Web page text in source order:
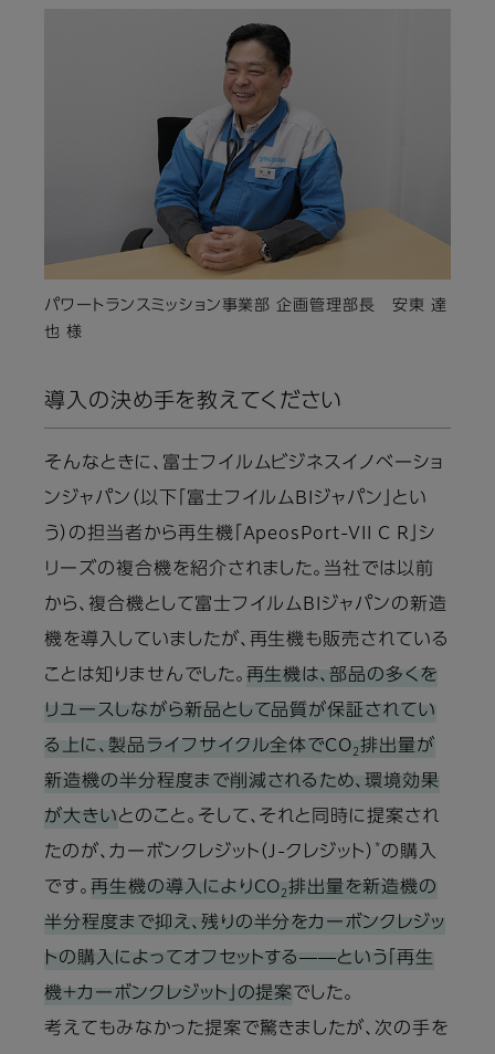
パワートランスミッション事業部 企画管理部長 安東 達
也 様
導入の決め手を教えてください
そんなときに、富士フイルムビジネスイノベーショ
ンジャパン（以下「富士フイルムBIジャパン」とい
う）の担当者から再生機「ApeosPort-VII C R」シ
リーズの複合機を紹介されました。当社では以前
から、複合機として富士フイルムBIジャパンの新造
機を導入していましたが、再生機も販売されている
ことは知りませんでした。 再生機は、部品の多くを
リユースしながら新品として品質が保証されてい
る上に、製品ライフサイクル全体でCO 2 排出量が
新造機の半分程度まで削減されるため、環境効果
が大きいとのこと。そして、それと同時に提案され
たのが、カーボンクレジット（J-クレジット） * の購入
です。 再生機の導入によりCO 2 排出量を新造機の
半分程度まで抑え、残りの半分をカーボンクレジッ
トの購入によってオフセットする――という「再生
機＋カーボンクレジット」の提案 でした。
考えてもみなかった提案で驚きましたが、次の手を